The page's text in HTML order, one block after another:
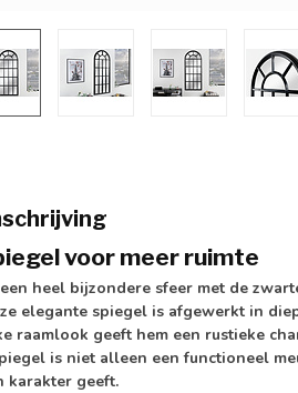
voor meer ruimte
heel bijzondere sfeer met de
elegante spiegel is afgewerkt in
raamlook geeft hem een rustieke
is niet alleen een functioneel
karakter geeft.